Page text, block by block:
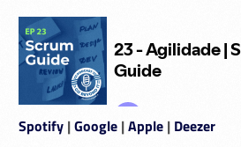
Spotify |Google |Apple | Deezer